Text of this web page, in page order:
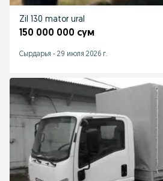
Zil 130 mator ural
150 000 000 сум
Cырдарья - 29 июля 2026 г.